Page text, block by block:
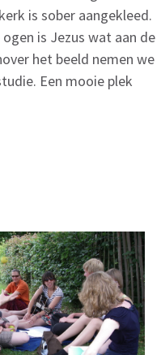
is sober aangekleed.
is Jezus wat aan de
het beeld nemen we
Een mooie plek